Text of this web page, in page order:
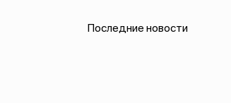
Последние новости